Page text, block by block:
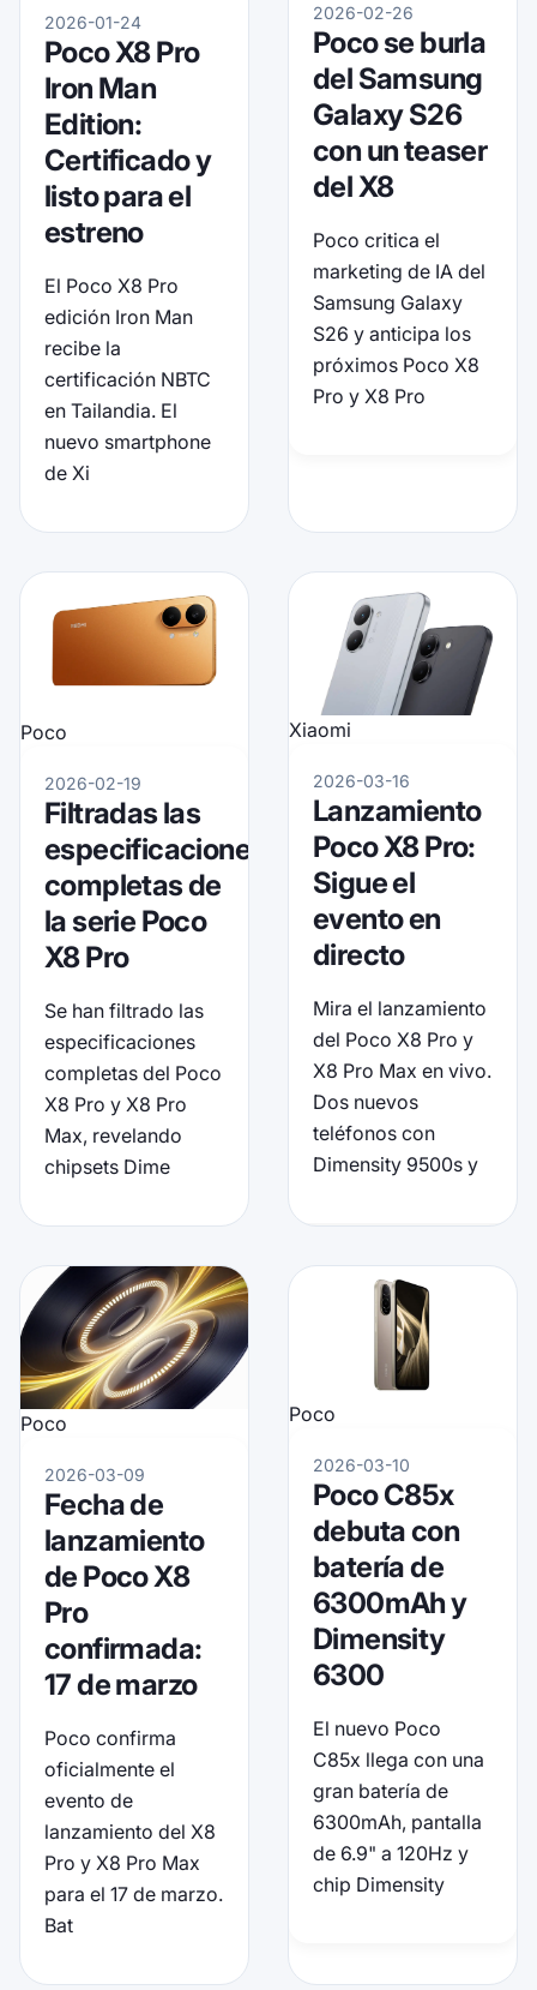
2026-01-24
Poco X8 Pro
Iron Man
Edition:
Certificado y
listo para el
estreno
El Poco X8 Pro
edición Iron Man
recibe la
certificación NBTC
en Tailandia. El
nuevo smartphone
de Xi
2026-02-26
Poco se burla
del Samsung
Galaxy S26
con un teaser
del X8
Poco critica el
marketing de IA del
Samsung Galaxy
S26 y anticipa los
próximos Poco X8
Pro y X8 Pro
Poco
2026-02-19
Filtradas las
especificaciones
completas de
la serie Poco
X8 Pro
Se han filtrado las
especificaciones
completas del Poco
X8 Pro y X8 Pro
Max, revelando
chipsets Dime
Xiaomi
2026-03-16
Lanzamiento
Poco X8 Pro:
Sigue el
evento en
directo
Mira el lanzamiento
del Poco X8 Pro y
X8 Pro Max en vivo.
Dos nuevos
teléfonos con
Dimensity 9500s y
Poco
2026-03-09
Fecha de
lanzamiento
de Poco X8
Pro
confirmada:
17 de marzo
Poco confirma
oficialmente el
evento de
lanzamiento del X8
Pro y X8 Pro Max
para el 17 de marzo.
Bat
Poco
2026-03-10
Poco C85x
debuta con
batería de
6300mAh y
Dimensity
6300
El nuevo Poco
C85x llega con una
gran batería de
6300mAh, pantalla
de 6.9" a 120Hz y
chip Dimensity